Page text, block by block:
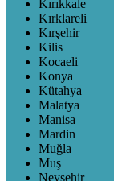
Kırıkkale
Kırklareli
Kırşehir
Kilis
Kocaeli
Konya
Kütahya
Malatya
Manisa
Mardin
Muğla
Muş
Nevşehir